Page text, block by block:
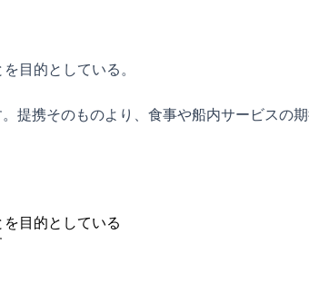
目的としている。
提携そのものより、食事や船内サービスの
目的としている